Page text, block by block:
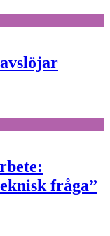
fråga”